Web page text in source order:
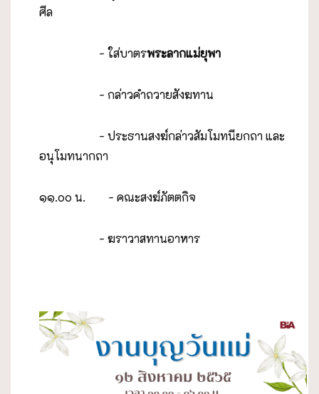
ศีล
- ใส่บาตรพระลากแม่ยุพา
- กล่าวคำถวายสังฆทาน
- ประธานสงฆ์กล่าวสัมโมทนียกถา และ
อนุโมทนากถา
๑๑.๐๐ น. - คณะสงฆ์ภัตตกิจ
- ฆราวาสทานอาหาร